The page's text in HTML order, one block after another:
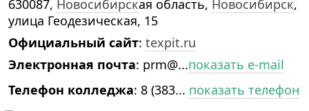
630087, Новосибирская область, Новосибирск,
улица Геодезическая, 15
Официальный сайт: texpit.ru
Электронная почта: prm@...показать e-mail
Телефон колледжа: 8 (383... показать телефон